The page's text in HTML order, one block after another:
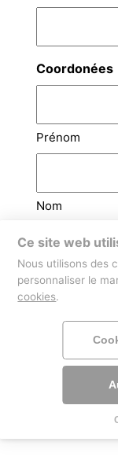
Coordonées
Prénom
Nom
Email
Téléphone
Ce site web
Nous utilisons des
personnaliser le
cookies.